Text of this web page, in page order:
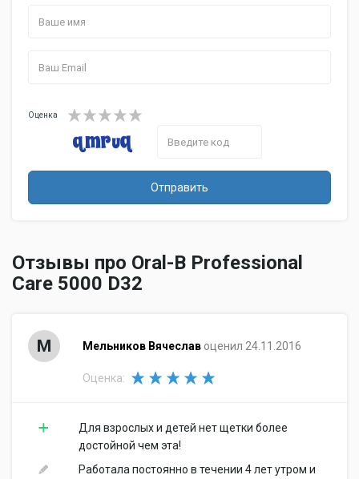
Оценка
Отправить
Отзывы про Oral-B Professional
Care 5000 D32
М Мельников Вячеслав оценил 24.11.2016
Оценка:
Для взрослых и детей нет щетки более
достойной чем эта!
Работала постоянно в течении 4 лет утром и